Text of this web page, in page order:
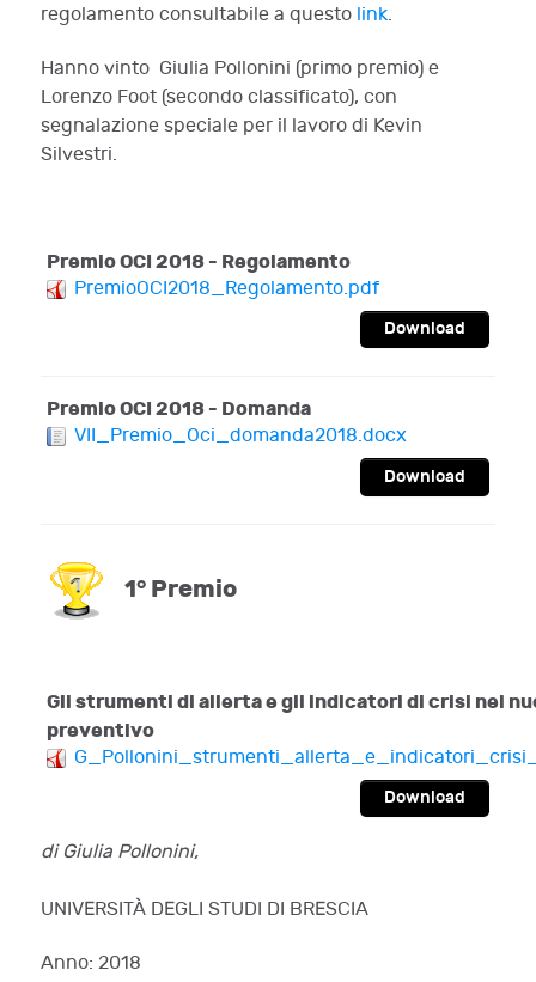
regolamento consultabile a questo link.
Hanno vinto Giulia Pollonini (primo premio) e
Lorenzo Foot (secondo classificato), con
segnalazione speciale per il lavoro di Kevin
Silvestri.
Premio OCI 2018 - Regolamento
PremioOCI2018_Regolamento.pdf
Download
Premio OCI 2018 - Domanda
VII_Premio_Oci_domanda2018.docx
Download
1° Premio
Gli strumenti di allerta e gli indicatori di crisi nel
preventivo
Download
di Giulia Pollonini,
UNIVERSITÀ DEGLI STUDI DI BRESCIA
Anno: 2018